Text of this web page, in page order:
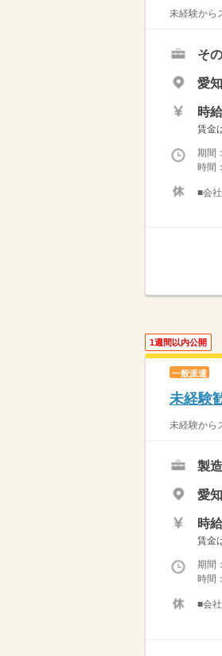
未経験から
そ
愛
時
賃金
期
時間
■会
1週間以内公開
一般派遣
未経験
未経験から
製
愛
時
賃金
期
時間
■会